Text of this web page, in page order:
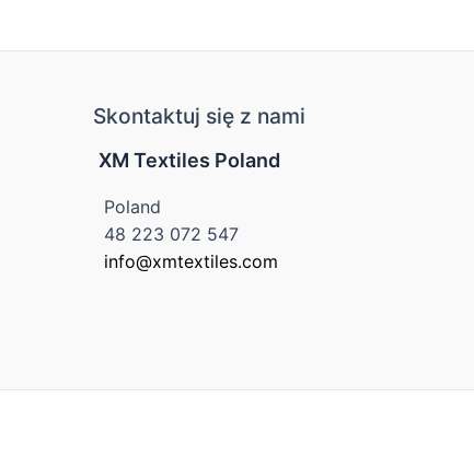
Skontaktuj się z nami
XM Textiles Poland
Poland
48 223 072 547
info@xmtextiles.com